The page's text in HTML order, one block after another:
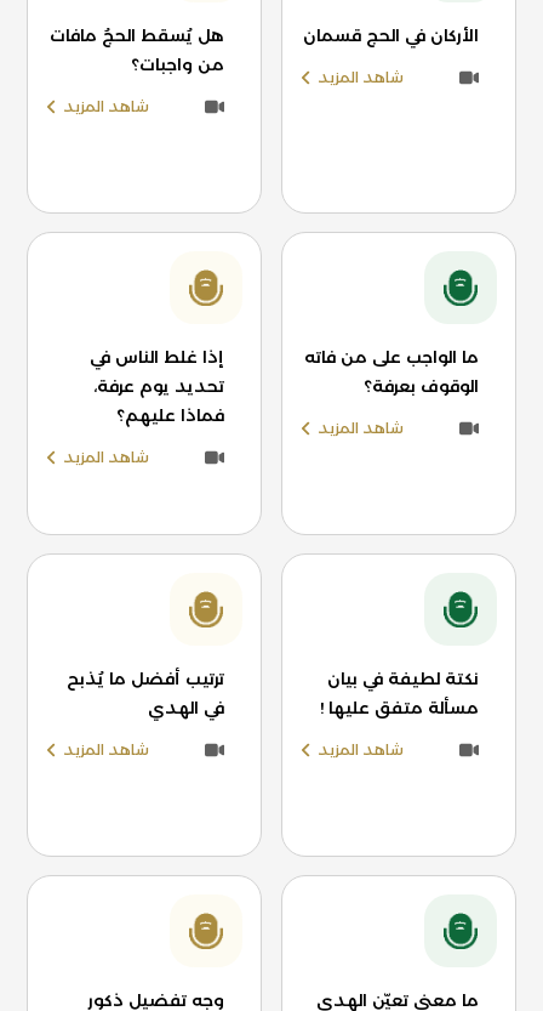
الأركان في الحج قسمان
شاهد المزيد
هل يُسقط الحجُ مافات
من واجبات؟
شاهد المزيد
ما الواجب على من فاته
الوقوف بعرفة؟
شاهد المزيد
إذا غلط الناس في
تحديد يوم عرفة،
فماذا عليهم؟
شاهد المزيد
نكتة لطيفة في بيان
مسألة متفق عليها !
شاهد المزيد
ترتيب أفضل ما يُذبح
في الهدي
شاهد المزيد
ما معنى تعيّن الهدي
وجه تفضيل ذكور